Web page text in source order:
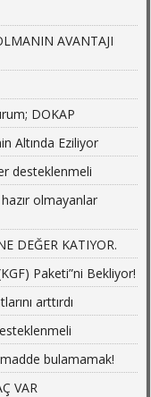
AVANTAJI
DOKAP
Altında Eziliyor
desteklenmeli
olmayanlar
DEĞER KATIYOR.
Paketi”ni Bekliyor!
arttırdı
bulamamak!
VAR